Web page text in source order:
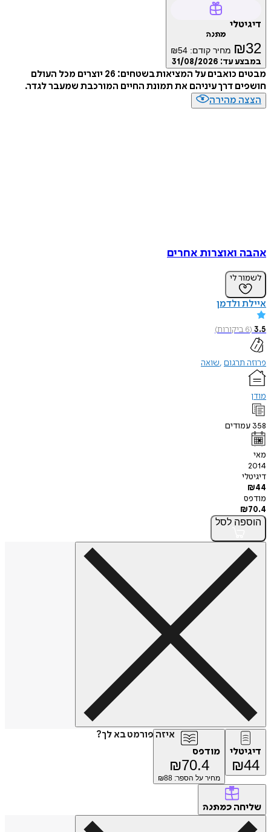
דיגיטלי
מתנה
₪32 מחיר קודם: ₪54
במבצע עד: 31/08/2026
מבטים כואבים על המציאות בשטחים: 26 יוצרים מכל העולם
חושפים דרך עיניהם את תמונת החיים המורכבת שמעבר לגדר.
הצצה מהירה
אהבה ואוצרות אחרים
לשמור לי
איילת ולדמן
3.5
(
6ביקורות)
פרוזה תרגום שואה
מודן
358 עמודים
מאי
2014
דיגיטלי
₪44
מודפס
₪70.4
הוספה לסל
איזה פורמט בא לך?
דיגיטלי
₪44
מודפס
₪70.4
מחיר על הספר: ₪ 88
שליחה כמתנה